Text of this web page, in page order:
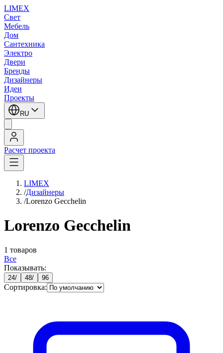
LIMEX
Свет
Мебель
Дом
Сантехника
Электро
Двери
Бренды
Дизайнеры
Идеи
Проекты
RU
Расчет проекта
LIMEX
/Дизайнеры
/Lorenzo Gecchelin
Lorenzo Gecchelin
1 товаров
Все
Показывать:
24/ 48/ 96
Сортировка: